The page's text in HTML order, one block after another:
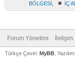
BÖLGESİ
İÇ
Forum Yönetimi İletişim
Türkçe Çeviri: MyBB , Yazılım: